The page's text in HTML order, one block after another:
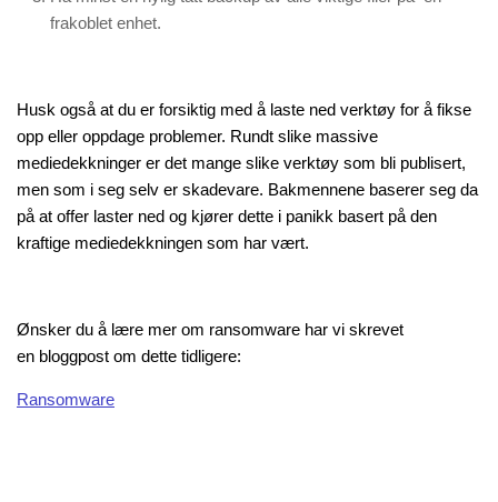
frakoblet enhet.
Husk også at du er forsiktig med å laste ned verktøy for å fikse
opp eller oppdage problemer. Rundt slike massive
mediedekkninger er det mange slike verktøy som bli publisert,
men som i seg selv er skadevare. Bakmennene baserer seg da
på at offer laster ned og kjører dette i panikk basert på den
kraftige mediedekkningen som har vært.
Ønsker du å lære mer om ransomware har vi skrevet
en bloggpost om dette tidligere:
Ransomware